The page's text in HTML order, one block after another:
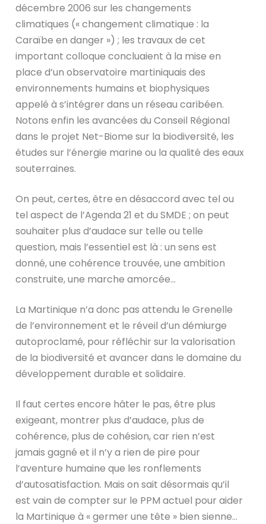
décembre 2006 sur les changements
climatiques (« changement climatique : la
Caraïbe en danger ») ; les travaux de cet
important colloque concluaient à la mise en
place d’un observatoire martiniquais des
environnements humains et biophysiques
appelé à s’intégrer dans un réseau caribéen.
Notons enfin les avancées du Conseil Régional
dans le projet Net-Biome sur la biodiversité, les
études sur l’énergie marine ou la qualité des eaux
souterraines.
On peut, certes, être en désaccord avec tel ou
tel aspect de l’Agenda 21 et du SMDE ; on peut
souhaiter plus d’audace sur telle ou telle
question, mais l’essentiel est là : un sens est
donné, une cohérence trouvée, une ambition
construite, une marche amorcée…
La Martinique n’a donc pas attendu le Grenelle
de l’environnement et le réveil d’un démiurge
autoproclamé, pour réfléchir sur la valorisation
de la biodiversité et avancer dans le domaine du
développement durable et solidaire.
Il faut certes encore hâter le pas, être plus
exigeant, montrer plus d’audace, plus de
cohérence, plus de cohésion, car rien n’est
jamais gagné et il n’y a rien de pire pour
l’aventure humaine que les ronflements
d’autosatisfaction. Mais on sait désormais qu’il
est vain de compter sur le PPM actuel pour aider
la Martinique à « germer une tête » bien sienne…